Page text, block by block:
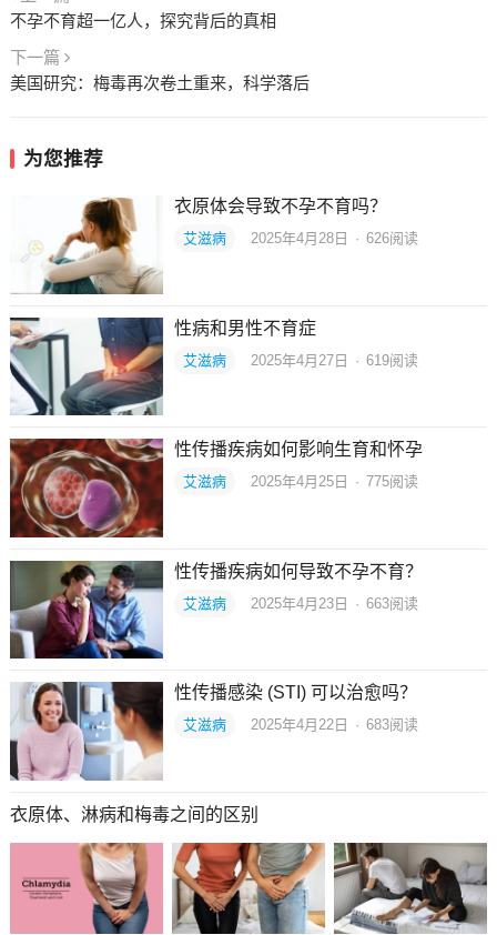
不孕不育超一亿人，探究背后的真相
下一篇
美国研究：梅毒再次卷土重来，科学落后
为您推荐
衣原体会导致不孕不育吗？
艾滋病 2025年4月28日 · 626阅读
性病和男性不育症
艾滋病 2025年4月27日 · 619阅读
性传播疾病如何影响生育和怀孕
艾滋病 2025年4月25日 · 775阅读
性传播疾病如何导致不孕不育？
艾滋病 2025年4月23日 · 663阅读
性传播感染 (STI) 可以治愈吗？
艾滋病 2025年4月22日 · 683阅读
衣原体、淋病和梅毒之间的区别